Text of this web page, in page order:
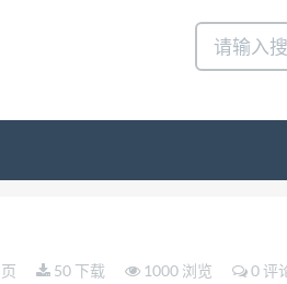
系微信:siduwenku
50 下载 1000 浏览 0 评